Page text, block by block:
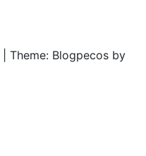
Theme: Blogpecos by